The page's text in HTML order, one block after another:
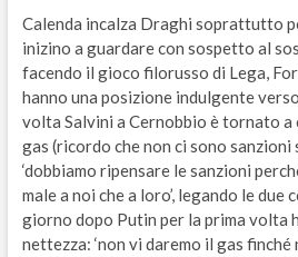
Calenda incalza Draghi soprattutto
inizino a guardare con sospetto al
facendo il gioco filorusso di Lega,
hanno una posizione indulgente
volta Salvini a Cernobbio è tornato a
gas (ricordo che non ci sono sanzioni
‘dobbiamo ripensare le sanzioni
male a noi che a loro’, legando le due
giorno dopo Putin per la prima volta
nettezza: ‘non vi daremo il gas